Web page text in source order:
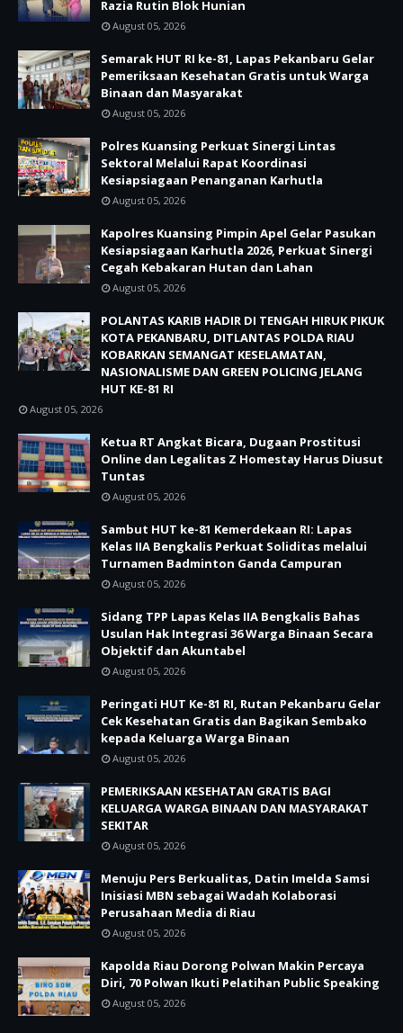
Razia Rutin Blok Hunian
August 05, 2026
Semarak HUT RI ke-81, Lapas Pekanbaru Gelar
Pemeriksaan Kesehatan Gratis untuk Warga
Binaan dan Masyarakat
August 05, 2026
Polres Kuansing Perkuat Sinergi Lintas
Sektoral Melalui Rapat Koordinasi
Kesiapsiagaan Penanganan Karhutla
August 05, 2026
Kapolres Kuansing Pimpin Apel Gelar Pasukan
Kesiapsiagaan Karhutla 2026, Perkuat Sinergi
Cegah Kebakaran Hutan dan Lahan
August 05, 2026
POLANTAS KARIB HADIR DI TENGAH HIRUK PIKUK
KOTA PEKANBARU, DITLANTAS POLDA RIAU
KOBARKAN SEMANGAT KESELAMATAN,
NASIONALISME DAN GREEN POLICING JELANG
HUT KE-81 RI
August 05, 2026
Ketua RT Angkat Bicara, Dugaan Prostitusi
Online dan Legalitas Z Homestay Harus Diusut
Tuntas
August 05, 2026
Sambut HUT ke-81 Kemerdekaan RI: Lapas
Kelas IIA Bengkalis Perkuat Soliditas melalui
Turnamen Badminton Ganda Campuran
August 05, 2026
Sidang TPP Lapas Kelas IIA Bengkalis Bahas
Usulan Hak Integrasi 36 Warga Binaan Secara
Objektif dan Akuntabel
August 05, 2026
Peringati HUT Ke-81 RI, Rutan Pekanbaru Gelar
Cek Kesehatan Gratis dan Bagikan Sembako
kepada Keluarga Warga Binaan
August 05, 2026
PEMERIKSAAN KESEHATAN GRATIS BAGI
KELUARGA WARGA BINAAN DAN MASYARAKAT
SEKITAR
August 05, 2026
Menuju Pers Berkualitas, Datin Imelda Samsi
Inisiasi MBN sebagai Wadah Kolaborasi
Perusahaan Media di Riau
August 05, 2026
Kapolda Riau Dorong Polwan Makin Percaya
Diri, 70 Polwan Ikuti Pelatihan Public Speaking
August 05, 2026